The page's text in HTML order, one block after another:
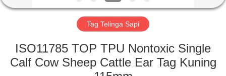
TUR
KONTROL
Tag Telinga Sapi
ISO11785 TOP TPU Nontoxic Single
Calf Cow Sheep Cattle Ear Tag Kuning